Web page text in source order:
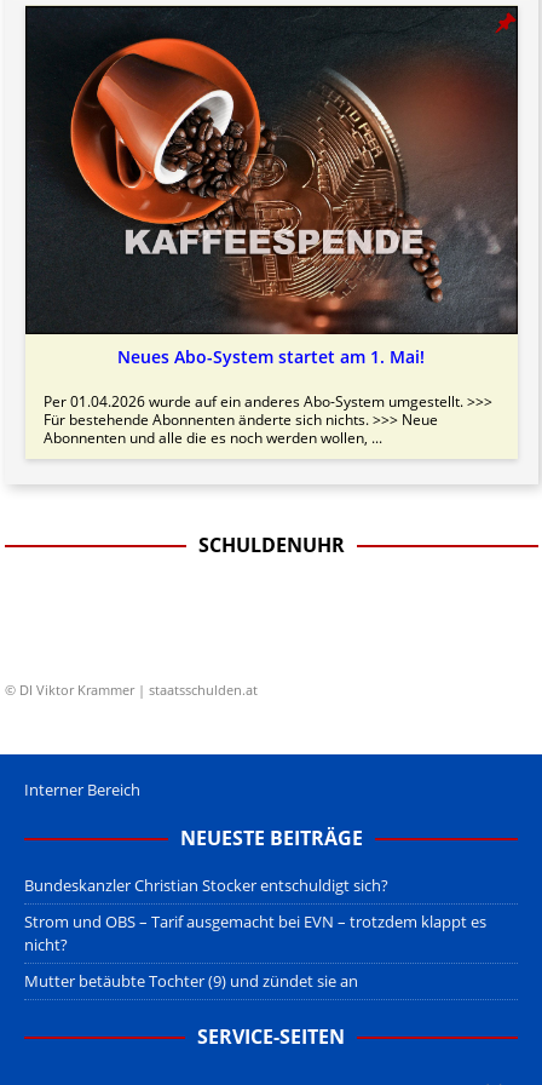
Neues Abo-System startet am 1. Mai!
Per 01.04.2026 wurde auf ein anderes Abo-System umgestellt. >>>
Für bestehende Abonnenten änderte sich nichts. >>> Neue
Abonnenten und alle die es noch werden wollen, ...
SCHULDENUHR
© DI Viktor Krammer | staatsschulden.at
Interner Bereich
NEUESTE BEITRÄGE
Bundeskanzler Christian Stocker entschuldigt sich?
Strom und OBS – Tarif ausgemacht bei EVN – trotzdem klappt es
nicht?
Mutter betäubte Tochter (9) und zündet sie an
SERVICE-SEITEN